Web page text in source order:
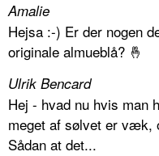
Amalie
Hejsa :-) Er der nogen
originale almueblå? 🤞
Ulrik Bencard
Hej - hvad nu hvis man
meget af sølvet er væk,
Sådan at det...